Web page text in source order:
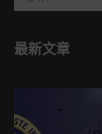
尋
字
最新文章